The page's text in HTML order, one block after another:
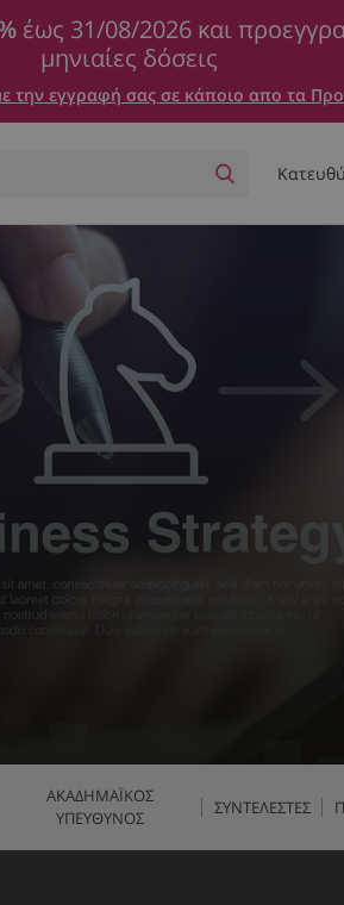
έως 31/08/2026 και
μηνιαίες δόσεις
εγγραφή σας σε κάποιο απο τα
ΑΚΑΔΗΜΑΪΚΟΣ
ΥΠΕΥΘΥΝΟΣ
ΣΥΝΤΕΛΕΣΤΕΣ